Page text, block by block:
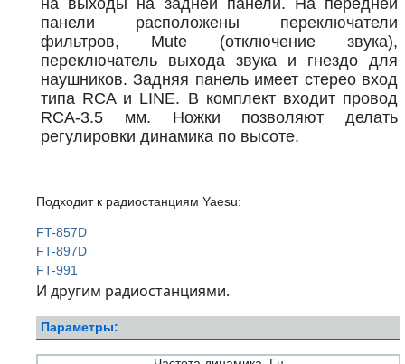
на выходы на задней панели. На передней
панели расположены переключатели
фильтров, Mute (отключение звука),
переключатель выхода звука и гнездо для
наушников. Задняя панель имеет стерео вход
типа RCA и LINE. В комплект входит провод
RCA-3.5 мм. Ножки позволяют делать
регулировки динамика по высоте.
Подходит к радиостанциям Yaesu:
FT-857D
FT-897D
FT-991
И другим радиостанциями.
Параметры: